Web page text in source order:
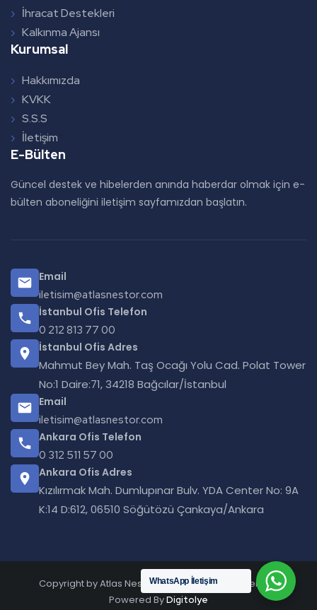
İhracat Destekleri
Kalkınma Ajansı
Kurumsal
Hakkımızda
KVKK
S.S.S
İletişim
E-Bülten
Güncel destek ve hibelerden anında haberdar olmak için e-
bülten aboneliğini iletişim sayfamızdan başlatın.
Email
iletisim@atlasnestor.com
İstanbul Ofis Telefon
0 212 813 77 00
İstanbul Ofis Adres
Mahmut Bey Mah. Taş Ocağı Yolu Cad. Polat Tower
No:1 Daire:71, 34218 Bağcılar/İstanbul
Email
iletisim@atlasnestor.com
Ankara Ofis Telefon
0 312 511 57 00
Ankara Ofis Adres
Kızılırmak Mah. Dumlupınar Bulv. YDA Center No: 9A
K:14 D:612, 06510 Söğütözü Çankaya/Ankara
Copyright by Atlas Nestor © 2025. All rights reserved.
Powered ByDigitolye
WhatsApp İletişim